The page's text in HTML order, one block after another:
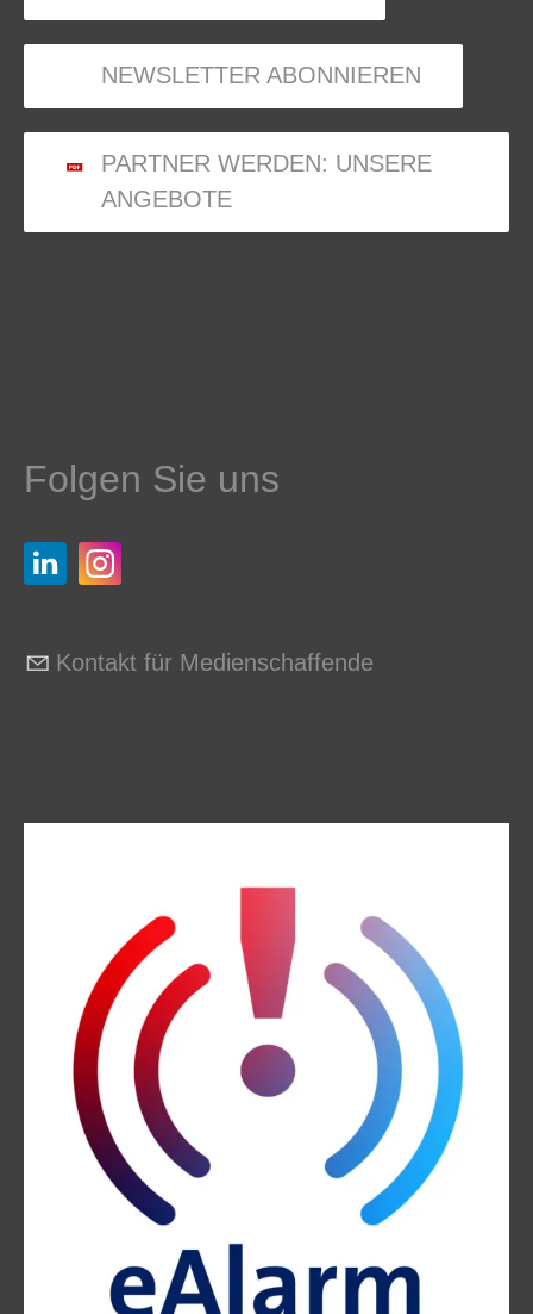
NEWSLETTER ABONNIEREN
PARTNER WERDEN: UNSERE
ANGEBOTE
Folgen Sie uns
Kontakt für Medienschaffende